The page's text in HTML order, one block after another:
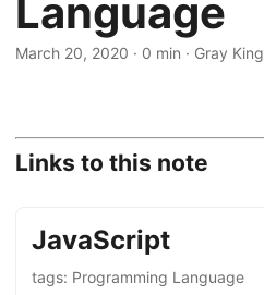
Language
March 20, 2020 · 0 min · Gray King
Links to this note
JavaScript
tags: Programming Language